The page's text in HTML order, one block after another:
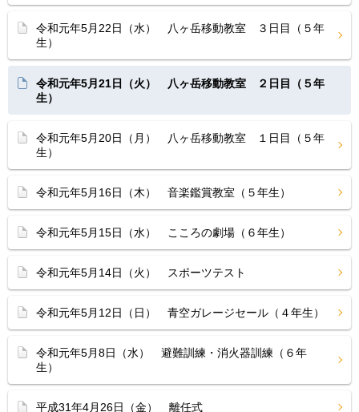
令和元年5月22日（水） 八ヶ岳移動教室 ３日目（５年
生）
令和元年5月21日（火） 八ヶ岳移動教室 ２日目（５年
生）
令和元年5月20日（月） 八ヶ岳移動教室 １日目（５年
生）
令和元年5月16日（木） 音楽鑑賞教室（５年生）
令和元年5月15日（水） こころの劇場（６年生）
令和元年5月14日（火） スポーツテスト
令和元年5月12日（日） 青空ガレージセール（４年生）
令和元年5月8日（水） 避難訓練・消火器訓練（６年
生）
平成31年4月26日（金） 離任式